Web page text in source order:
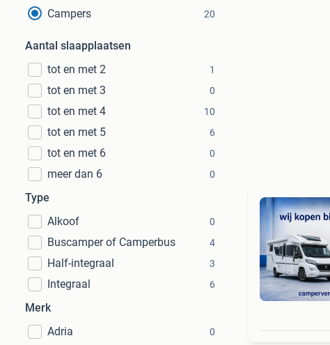
Campers
20
Aantal slaapplaatsen
tot en met 2
1
tot en met 3 0
tot en met 4 10
tot en met 5 6
tot en met 6 0
meer dan 6 0
Type
Alkoof
0
Buscamper of Camperbus 4
Half-integraal 3
Integraal 6
Merk
Adria
0